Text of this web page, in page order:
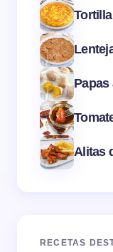
Papas
Alitas
RECETAS